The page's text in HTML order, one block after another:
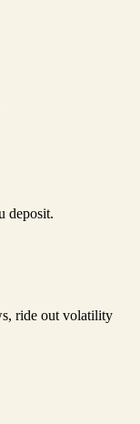
deposit.
ride out volatility